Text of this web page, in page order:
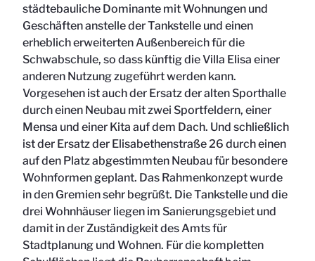
städtebauliche Dominante mit Wohnungen und
Geschäften anstelle der Tankstelle und einen
erheblich erweiterten Außenbereich für die
Schwabschule, so dass künftig die Villa Elisa einer
anderen Nutzung zugeführt werden kann.
Vorgesehen ist auch der Ersatz der alten Sporthalle
durch einen Neubau mit zwei Sportfeldern, einer
Mensa und einer Kita auf dem Dach. Und schließlich
ist der Ersatz der Elisabethenstraße 26 durch einen
auf den Platz abgestimmten Neubau für besondere
Wohnformen geplant. Das Rahmenkonzept wurde
in den Gremien sehr begrüßt. Die Tankstelle und die
drei Wohnhäuser liegen im Sanierungsgebiet und
damit in der Zuständigkeit des Amts für
Stadtplanung und Wohnen. Für die kompletten